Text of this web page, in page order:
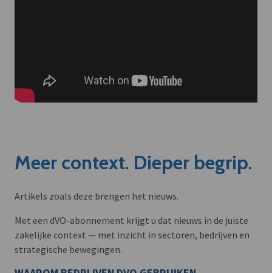
Meer context. Dieper begrip.
Artikels zoals deze brengen het nieuws.
Met een dVO-abonnement krijgt u dat nieuws in de juiste
zakelijke context — met inzicht in sectoren, bedrijven en
strategische bewegingen.